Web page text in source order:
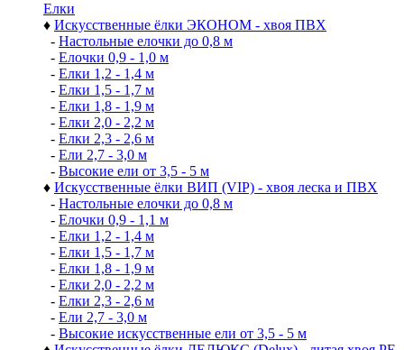
Елки
♦ Искусственные ёлки ЭКОНОМ - хвоя ПВХ
- Настольные елочки до 0,8 м
- Елочки 0,9 - 1,0 м
- Елки 1,2 - 1,4 м
- Елки 1,5 - 1,7 м
- Елки 1,8 - 1,9 м
- Елки 2,0 - 2,2 м
- Елки 2,3 - 2,6 м
- Ели 2,7 - 3,0 м
- Высокие ели от 3,5 - 5 м
♦ Искусственные ёлки ВИП (VIP) - хвоя леска и ПВХ
- Настольные елочки до 0,8 м
- Елочки 0,9 - 1,1 м
- Елки 1,2 - 1,4 м
- Елки 1,5 - 1,7 м
- Елки 1,8 - 1,9 м
- Елки 2,0 - 2,2 м
- Елки 2,3 - 2,6 м
- Ели 2,7 - 3,0 м
- Высокие искусственные ели от 3,5 - 5 м